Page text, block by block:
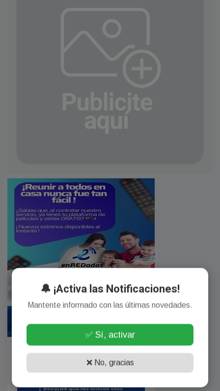
🔔 ¡Activa las Notificaciones!
Mantente informado con las últimas novedades.
✅ Sí, activar
❌ No, gracias